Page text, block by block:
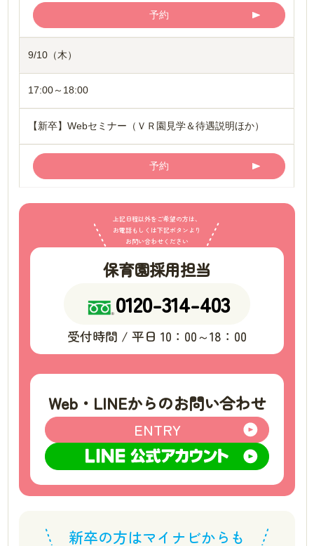
予約
9/10（木）
17:00～18:00
【新卒】Webセミナー（ＶＲ園見学＆待遇説明ほか）
予約
上記日程以外をご希望の方は、
お電話もしくは下記ボタンより
お問い合わせください
保育園採用担当
0120-314-403
受付時間 / 平日 10：00～18：00
Web・LINEからのお問い合わせ
ENTRY
新卒の方はマイナビからも